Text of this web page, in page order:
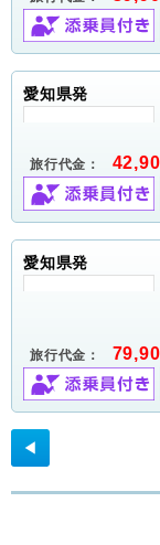
愛知県発
旅行代金：
愛知県発
旅行代金：
◀